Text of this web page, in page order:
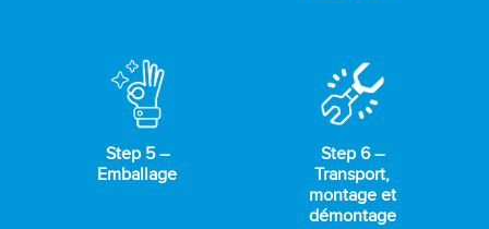
Step 5 –
Emballage
Step 6 –
Transport,
montage et
démontage